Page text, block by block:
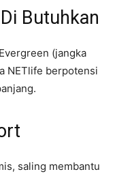
Butuhkan
(jangka
NETlife berpotensi
saling membantu